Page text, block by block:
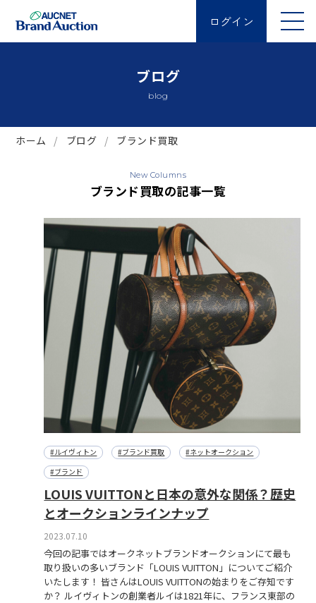
ログイン
ブログ
blog
ホーム ブログ ブランド買取
New Columns
ブランド買取の記事一覧
#ルイヴィトン #ブランド買取
#ネットオークション
#ブランド
LOUIS VUITTONと日本の意外な関係？歴史
とオークションラインナップ
2023.07.10
今回の記事ではオークネットブランドオークションにて最も
取り扱いの多いブランド「LOUIS VUITTON」についてご紹介
いたします！ 皆さんはLOUIS VUITTONの始まりをご存知です
か？ ルイヴィトンの創業者ルイは1821年に、フランス東部の